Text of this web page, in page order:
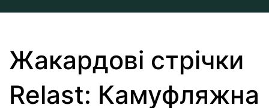
Жакардові стрічки
Relast: Камуфляжна